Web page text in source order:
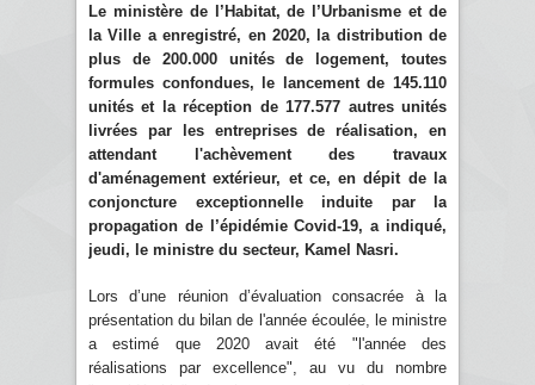
Le ministère de l’Habitat, de l’Urbanisme et de
la Ville a enregistré, en 2020, la distribution de
plus de 200.000 unités de logement, toutes
formules confondues, le lancement de 145.110
unités et la réception de 177.577 autres unités
livrées par les entreprises de réalisation, en
attendant l'achèvement des travaux
d'aménagement extérieur, et ce, en dépit de la
conjoncture exceptionnelle induite par la
propagation de l’épidémie Covid-19, a indiqué,
jeudi, le ministre du secteur, Kamel Nasri.
Lors d’une réunion d’évaluation consacrée à la
présentation du bilan de l'année écoulée, le ministre
a estimé que 2020 avait été "l'année des
réalisations par excellence", au vu du nombre